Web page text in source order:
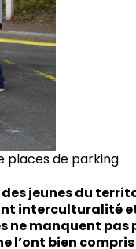
places de parking
jeunes du
interculturalité
ne manquent pas
l’ont bien compris